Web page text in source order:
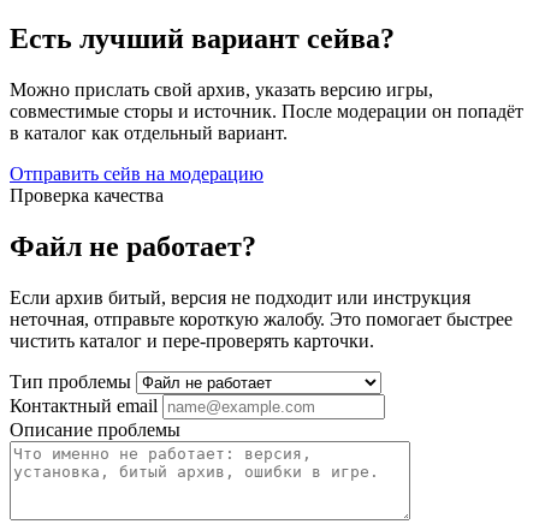
Есть лучший вариант сейва?
Можно прислать свой архив, указать версию игры,
совместимые сторы и источник. После модерации он попадёт
в каталог как отдельный вариант.
Отправить сейв на модерацию
Проверка качества
Файл не работает?
Если архив битый, версия не подходит или инструкция
неточная, отправьте короткую жалобу. Это помогает быстрее
чистить каталог и пере-проверять карточки.
Тип проблемы
Контактный email
Описание проблемы